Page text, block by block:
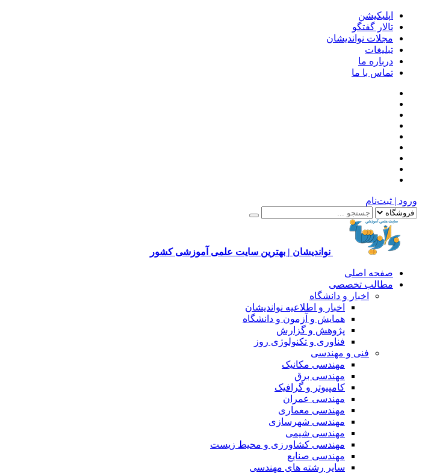
اپلیکیشن
تالار گفتگو
مجلات نواندیشان
تبلیغات
درباره ما
تماس با ما
ورود | ثبت‌نام
نواندیشان | بهترین سایت علمی آموزشی کشور
صفحه اصلی
مطالب تخصصی
اخبار و دانشگاه
اخبار و اطلاعیه نواندیشان
همایش و آزمون و دانشگاه
پژوهش و گزارش
فناوری و تکنولوژی روز
فنی و مهندسی
مهندسی مکانیک
مهندسی برق
کامپیوتر و گرافیک
مهندسی عمران
مهندسی معماری
مهندسی شهرسازی
مهندسی شیمی
مهندسی کشاورزی و محیط زیست
مهندسی صنایع
سایر رشته های مهندسی